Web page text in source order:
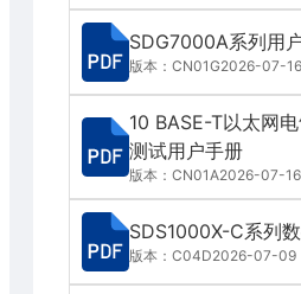
SDG7000A系列用
版本：CN01G2026-07-16
10 BASE-T以太网
测试用户手册
版本：CN01A2026-07-16
SDS1000X-C系列
版本：C04D2026-07-09